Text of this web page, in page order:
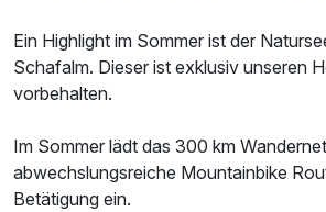
Ein Highlight im Sommer ist der
Schafalm. Dieser ist exklusiv unseren
vorbehalten.
Im Sommer lädt das 300 km
abwechslungsreiche Mountainbike
Betätigung ein.